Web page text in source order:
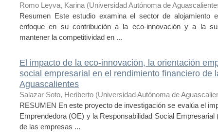
Romo Leyva, Karina (Universidad Autónoma de
Resumen Este estudio examina el sector de alojamiento
enfoque en su contribución a la eco-innovación y a la
mantener la competitividad en ...
El impacto de la eco-innovación, la orientación
social empresarial en el rendimiento financiero de
Aguascalientes
Salazar Soto, Heriberto (Universidad Autónoma de
RESUMEN En este proyecto de investigación se evalúa el
Emprendedora (OE) y la Responsabilidad Social
de las empresas ...